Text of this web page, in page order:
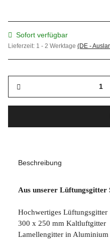
Sofort verfügbar
Lieferzeit: 1 - 2 Werktage (DE -
Beschreibung
Aus unserer Lüftungsgitter
Hochwertiges Lüftungsgitter
300 x 250 mm Kaltluftgitter
Lamellengitter in Aluminium